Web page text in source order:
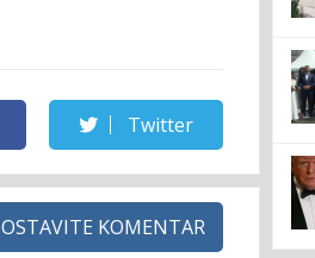
Twitter
OSTAVITE KOMENTAR